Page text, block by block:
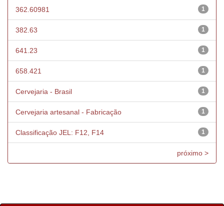
1
362.60981
1
382.63
1
641.23
1
658.421
1
Cervejaria - Brasil
1
Cervejaria artesanal - Fabricação
1
Classificação JEL: F12, F14
próximo >